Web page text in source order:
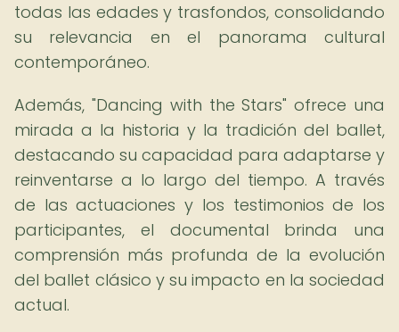
todas las edades y trasfondos, consolidando
su relevancia en el panorama cultural
contemporáneo.
Además, "Dancing with the Stars" ofrece una
mirada a la historia y la tradición del ballet,
destacando su capacidad para adaptarse y
reinventarse a lo largo del tiempo. A través
de las actuaciones y los testimonios de los
participantes, el documental brinda una
comprensión más profunda de la evolución
del ballet clásico y su impacto en la sociedad
actual.